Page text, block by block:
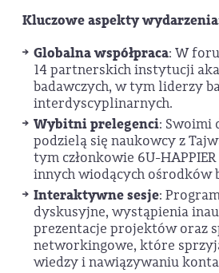
Kluczowe aspekty
Globalna współpraca: W
14 partnerskich instytucji
badawczych, w tym liderzy
interdyscyplinarnych.
Wybitni prelegenci: Swoimi
podzielą się naukowcy z
tym członkowie 6U-
innych wiodących ośrodków
Interaktywne sesje:
dyskusyjne, wystąpienia
prezentacje projektów oraz
networkingowe, które
wiedzy i nawiązywaniu